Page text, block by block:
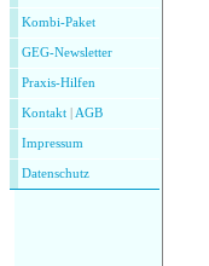
Kombi-Paket
GEG-Newsletter
Praxis-Hilfen
Kontakt AGB
Impressum
Datenschutz